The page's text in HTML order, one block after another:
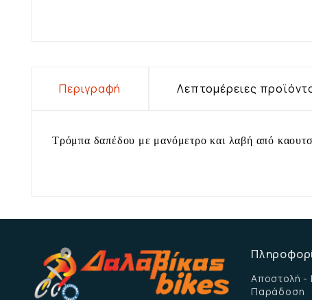
Περιγραφή Λεπτομέρειες
Τρόμπα δαπέδου με μανόμετρο και λαβή από
Αποστολή -
Παράδοση